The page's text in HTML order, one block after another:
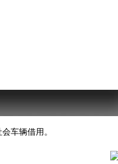
车辆借用。